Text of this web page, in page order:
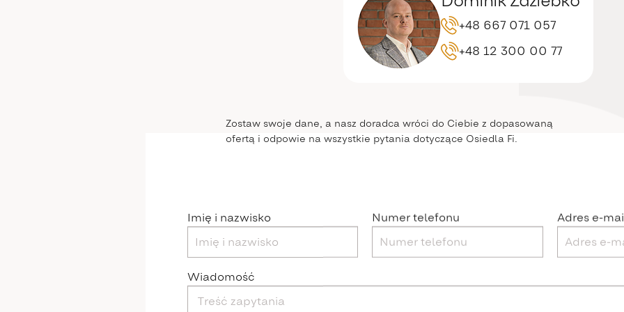
+48 667 071 057
+48 12 300 00 77
Zostaw swoje dane, a nasz doradca wróci do Ciebie z dopasowaną
ofertą i odpowie na wszystkie pytania dotyczące Osiedla Fi.
Imię i nazwisko Numer telefonu Adres e-
Wiadomość